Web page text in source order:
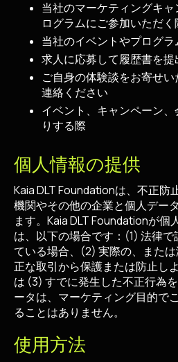
当社のマーケティングキ
ログラムにご参加いただく
当社のイベントやプログ
求人に応募して履歴書を提
ご自身の体験談をお寄せ
連絡ください
イベント、キャンペーン
りする際
個人情報の提供
Kaia DLT Foundationは、不正防
機関やその他の企業と個人デー
ます。Kaia DLT Foundationが個
は、以下の場合です：(1) 法律
ている場合、(2) 実際の、また
正な取引から保護または防止し
は (3) すでに発生した不正行為
ータは、マーケティング目的で
ることはありません。
使用方法